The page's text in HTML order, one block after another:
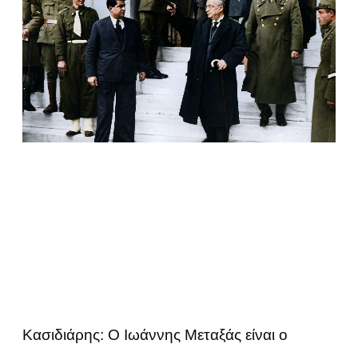
Κασιδιάρης: Ο Ιωάννης Μεταξάς είναι ο